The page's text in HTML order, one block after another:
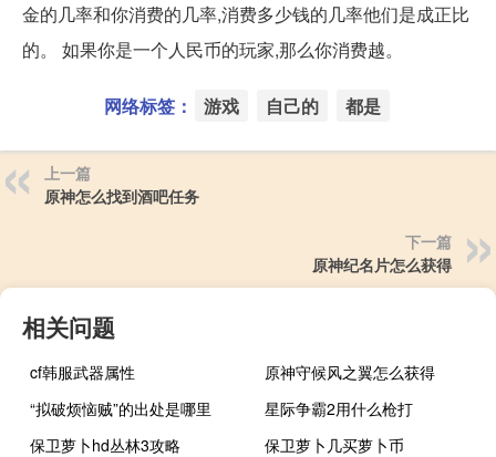
金的几率和你消费的几率,消费多少钱的几率他们是成正比
的。 如果你是一个人民币的玩家,那么你消费越。
网络标签： 游戏 自己的 都是
上一篇
原神怎么找到酒吧任务
下一篇
原神纪名片怎么获得
相关问题
cf韩服武器属性
原神守候风之翼怎么获得
“拟破烦恼贼”的出处是哪里
星际争霸2用什么枪打
保卫萝卜hd丛林3攻略
保卫萝卜几买萝卜币